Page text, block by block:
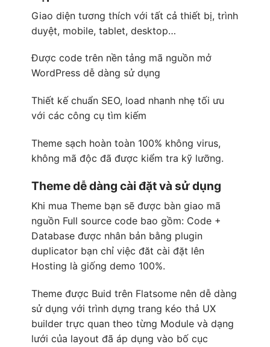
Giao diện tương thích với tất cả thiết bị, trình
duyệt, mobile, tablet, desktop…
Được code trên nền tảng mã nguồn mở
WordPress dễ dàng sử dụng
Thiết kế chuẩn SEO, load nhanh nhẹ tối ưu
với các công cụ tìm kiếm
Theme sạch hoàn toàn 100% không virus,
không mã độc đã được kiểm tra kỹ lưỡng.
Theme dễ dàng cài đặt và sử dụng
Khi mua Theme bạn sẽ được bàn giao mã
nguồn Full source code bao gồm: Code +
Database được nhân bản bằng plugin
duplicator bạn chỉ việc đăt cài đặt lên
Hosting là giống demo 100%.
Theme được Buid trên Flatsomenên dễ dàng
sử dụng với trình dựng trang kéo thả UX
buildertrực quan theo từng Module và dạng
lưới của layout đã áp dụng vào bố cục